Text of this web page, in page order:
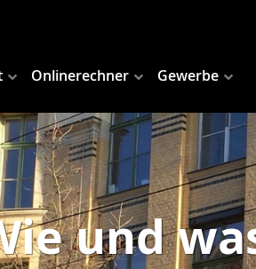
Onlinerechner Gewerbe
und